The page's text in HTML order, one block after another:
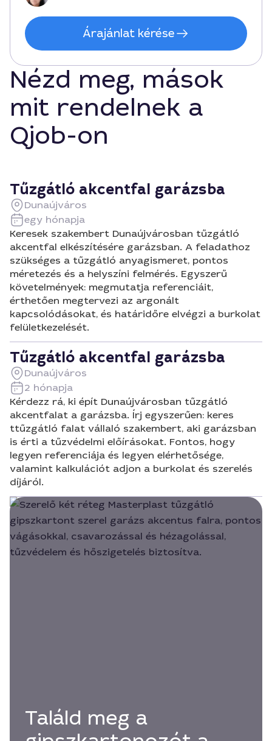
Árajánlat kérése
Nézd meg, mások
mit rendelnek a
Qjob-on
Tűzgátló akcentfal garázsba
Dunaújváros
egy hónapja
Keresek szakembert Dunaújvárosban tűzgátló
akcentfal elkészítésére garázsban. A feladathoz
szükséges a tűzgátló anyagismeret, pontos
méretezés és a helyszíni felmérés. Egyszerű
követelmények: megmutatja referenciáit,
érthetően megtervezi az argonált
kapcsolódásokat, és határidőre elvégzi a burkolat
felületkezelését.
Tűzgátló akcentfal garázsba
Dunaújváros
2 hónapja
Kérdezz rá, ki épít Dunaújvárosban tűzgátló
akcentfalat a garázsba. Írj egyszerűen: keres
ttűzgátló falat vállaló szakembert, aki garázsban
is érti a tűzvédelmi előírásokat. Fontos, hogy
legyen referenciája és legyen elérhetősége,
valamint kalkulációt adjon a burkolat és szerelés
díjáról.
Találd meg a